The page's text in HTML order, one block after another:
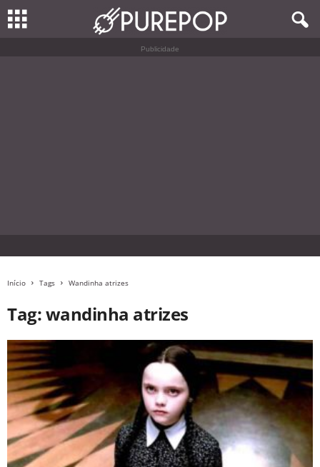
Publicidade
Início Tags Wandinha atrizes
Tag: wandinha atrizes